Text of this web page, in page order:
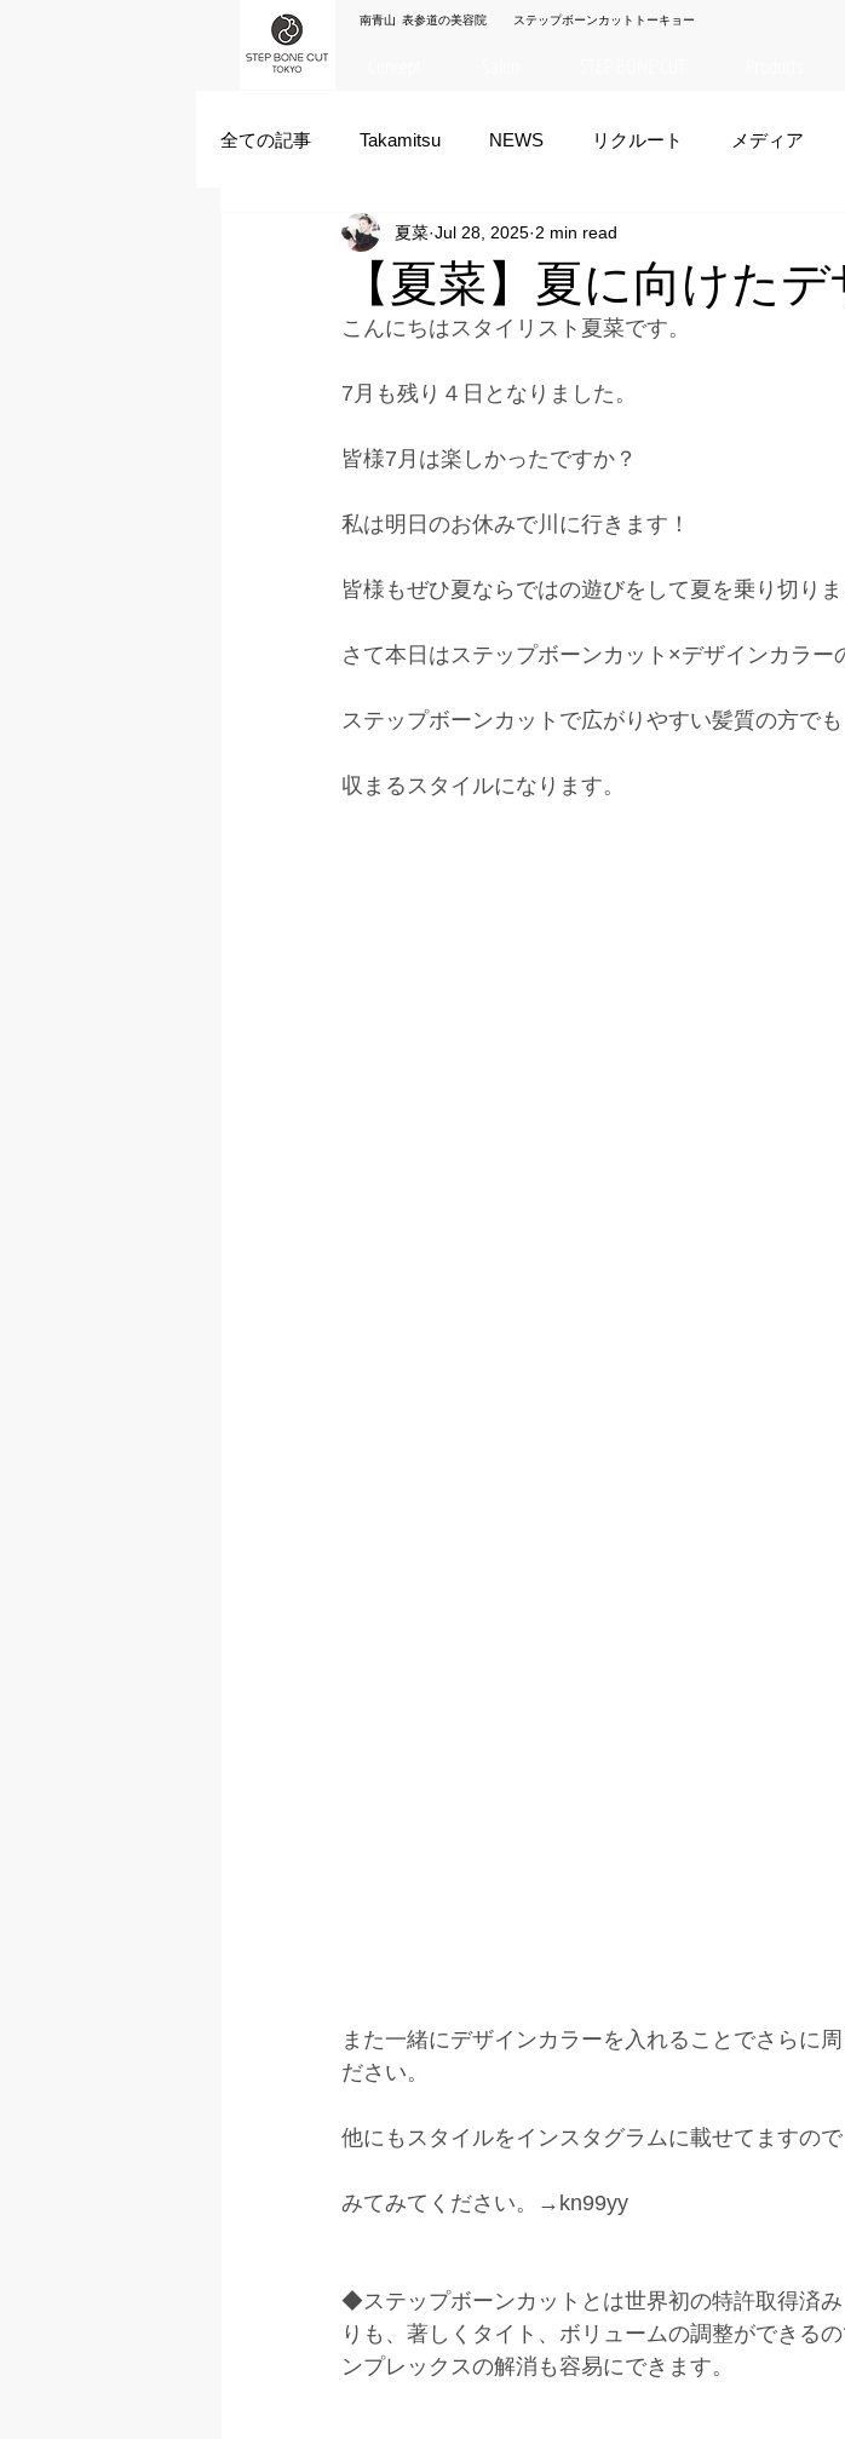
南青山 表参道の美容院 ステップボーンカットトーキョー
全ての記事 Takamitsu NEWS リクルート メディア
Akane Kanda HAYATO 夏菜
ズシヒロヤ 竹原拓摩 お笑い
【夏菜】夏に向けた
夏菜 Jul 28, 2025 2 min read
こんにちはスタイリスト夏菜です。
7月も残り４日となりました。
皆様7月は楽しかったですか？
私は明日のお休みで川に行きます！
皆様もぜひ夏ならではの遊びをして夏を乗り切りま
さて本日はステップボーンカット×デザインカラー
ステップボーンカットで広がりやすい髪質の方でも
収まるスタイルになります。
また一緒にデザインカラーを入れることでさらに
ださい。
他にもスタイルをインスタグラムに載せてますので
みてみてください。→kn99yy
◆ステップボーンカットとは世界初の特許取得済
りも、著しくタイト、ボリュームの調整ができる
ンプレックスの解消も容易にできます。